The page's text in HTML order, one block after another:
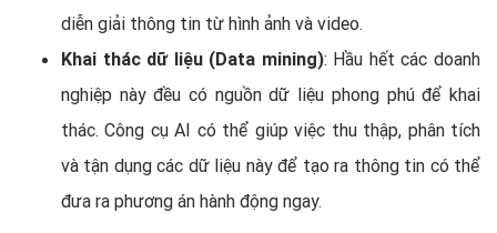
diễn giải thông tin từ hình ảnh và video.
Khai thác dữ liệu (Data mining): Hầu hết các doanh
nghiệp này đều có nguồn dữ liệu phong phú để khai
thác. Công cụ AI có thể giúp việc thu thập, phân tích
và tận dụng các dữ liệu này để tạo ra thông tin có thể
đưa ra phương án hành động ngay.